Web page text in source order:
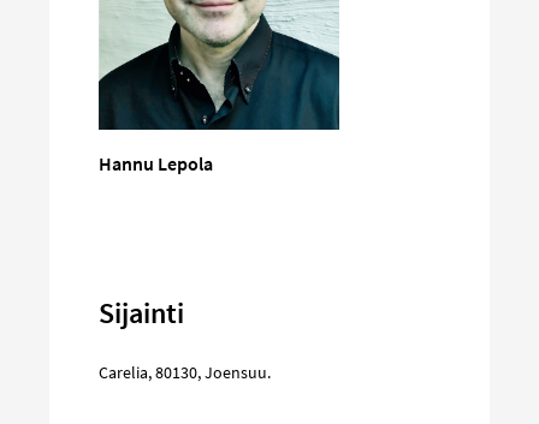
Hannu Lepola
Sijainti
Carelia,80130,Joensuu.